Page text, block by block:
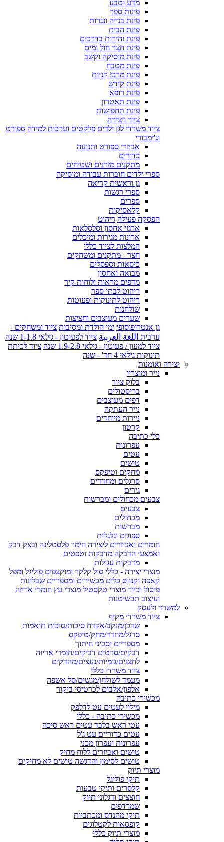
מדע וטבע
פינות ספר
פינת בנייה ונגרות
פינת הבית
פינת זהירות בדרכים
פינת חצר חול ומים
פינת מוסיקה וקשב
פינת מטבח
פינת מרכז קניות
פינת קודש
פינת רופא
פינת תאטרון
פינת תחפושות
ציור ויצירה
ציוד משרדי לגן ילדים פלקטים וערכות למידה ספורט
וג'ימבורי
אביזרי ספורט ותנועה
כדורים
מתקנים מזרנים ושטיחים
ספרי ילדים חוברות עבודה ומוסיקה
גן וראשית קריאה
ספרי רגשות
ספרים
קלאסיקות
הפסקה פעילה ריהוט
ארגזי אחסון וסלסלאות
ארונות מגירות ומיכלים
המלצות לציוד כללי
חצר - מתקנים ומשחקים
כיסאות וספסלים
מבואה ואחסון
מדפים מראות ולוחות קיר
ריהוט לבתי ספר
ריהוט לתינוקות ופעוטות
שולחנות
שערים מעוצבים וחציצות
גן אנטרופוסופי ימי הולדת ומסיבות ציוד ומשחקים -
ערבית اللغة العربية ציוד לפעוטון - גילאי 1-1.8 שנה
ציוד למעון / פעוטון - גילאי 1.9-2.8 שנה
ציוד לכיתת
תינוקות גילאי 4 חד' - שנה
יצירה ואומנות
נייר ומוצריו
בלוק ציור
בריסטולים
דפים מעוצבים
נייר העתקה
ניירות מיוחדים
קרטון
כלי כתיבה
עפרונות
עטים
טושים
מחקים וטיפקס
סרגלים ומחדדים
גירים
צבעים מכחולים ומברשות
צבעים
מכחולים
מברשות
ספוגים וגלגלות
חומרים ואביזרים ליצירה חימר פלסטלינה ובצק דבק
ואמצעי הדבקה מדבקות וטפטים
מדבקות עגולות
מוצרי יצירה - כללי סול קלקר ומוקצפים פוליגל ומפל
קאפה וקנווס כלים מכשירים ומספריים שבלונות
פיסול וכיור מוצרי טקסטיל מוצרי עץ חומרי אריזה
ועיצוב תכשיטנות
למשרד ולעסק
ציוד משרדי מקיף
שדכן/מנקב/אקדח סיכות/סיכות תואמות
סרגל/מחדד/מחק/טיפקס
מספריים וסכיני חיתוך
דבקים/סרטים דביקים/חומרי אריזה
לחצנים/גומיות/נעצים/מהדקים
ציוד משרדי כללי
מעמד לשולחן/מגשים/סל אשפה
אלפון/אלבום לכרטיסי ביקור
מכשירי כתיבה
מילוי לעטים עט לדלפק
מכשירי כתיבה - כללי
עטי ראש בלבד עטים ראש סיכה
עטים כדוריים עט ג'ל
עפרונות ועפרון מכני
טושים ואביזרים ללוח מחיק
טושים לסימון והדגשה טושים לא מחיקים
מוצרי תיוק
תיקי פוליגל
קלסרים ותיקי טבעות
חוצצים ודגלוני תיוק
שמרדפים
תיקי מהנדס ומכתביות
קופסאות לקטלוגים
מוצרי תיוק כללי